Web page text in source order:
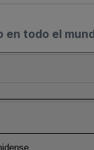
en todo el